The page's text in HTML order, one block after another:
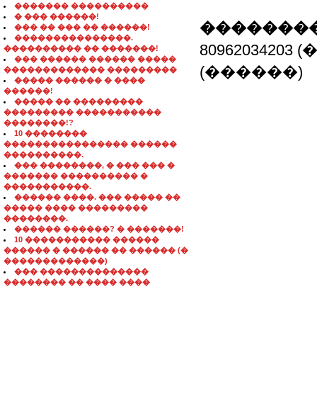
������� ����������
� ��� ������!
��� �� ��� �� ������!
���������������.
���������� �� �������!
��� ������ ������ �����
������������� ���������
����� ������ � ����
������!
����� �� ���������
��������� �����������
��������!?
10 ��������
���������������� ������
����������.
��� ��������, � ��� ��� �
������� ���������� �
�����������.
������ ����. ��� ����� ��
����� ���� ���������
��������.
������ ������? � �������!
10 ����������� ������
������ � ������ �� ������ (�
�������������)
��� ��������������
�������� �� ���� ����
(������)